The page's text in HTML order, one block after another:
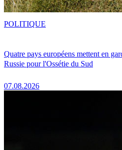
Quatre pays européens mettent en
Russie pour l'Ossétie du Sud
07.08.2026
POLITIQUE